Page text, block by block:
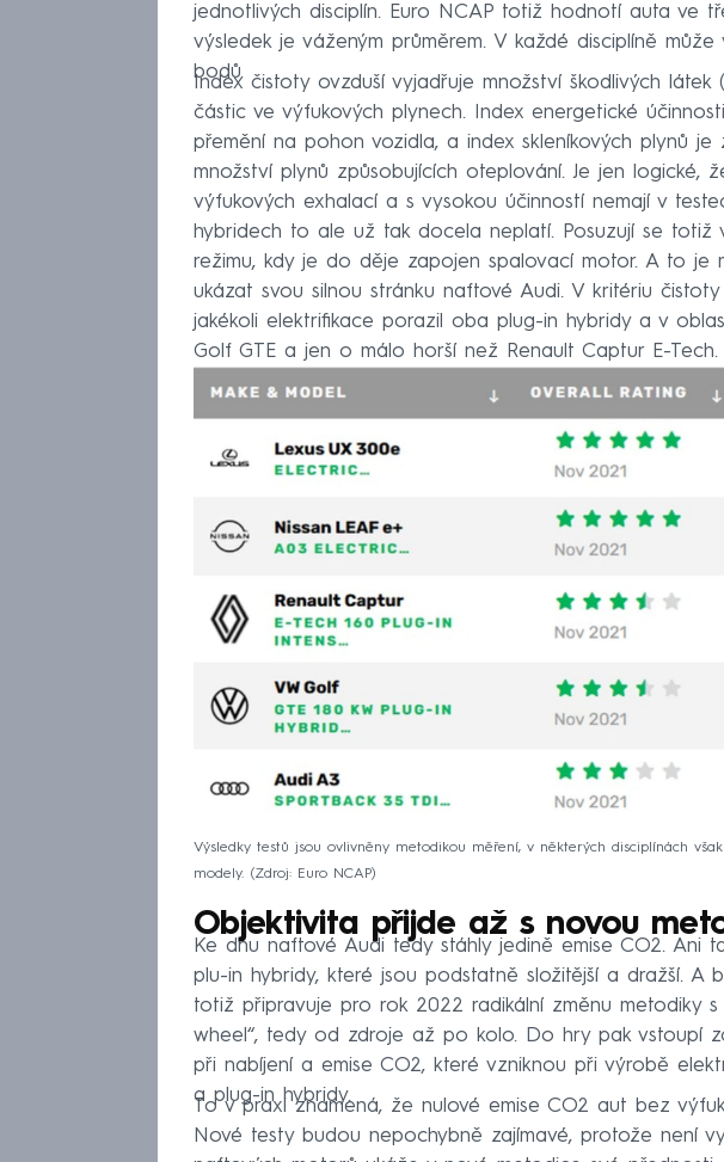
jednotlivých disciplín. Euro NCAP totiž hodnotí auta ve
výsledek je váženým průměrem. V každé disciplíně může
bodů.
Index čistoty ovzduší vyjadřuje množství škodlivých látek
částic ve výfukových plynech. Index energetické
přemění na pohon vozidla, a index skleníkových plynů je
množství plynů způsobujících oteplování. Je jen logické,
výfukových exhalací a s vysokou účinností nemají v
hybridech to ale už tak docela neplatí. Posuzují se totiž
režimu, kdy je do děje zapojen spalovací motor. A to je
ukázat svou silnou stránku naftové Audi. V kritériu
jakékoli elektrifikace porazil oba plug-in hybridy a v
Golf GTE a jen o málo horší než Renault Captur E-Tech.
Výsledky testů jsou ovlivněny metodikou měření, v některých disciplínách
modely.
Zdroj: Euro NCAP
Objektivita přijde až s novou
Ke dnu naftové Audi tedy stáhly jedině emise CO2. Ani
plu-in hybridy, které jsou podstatně složitější a dražší. A
totiž připravuje pro rok 2022 radikální změnu metodiky
wheel“, tedy od zdroje až po kolo. Do hry pak vstoupí
při nabíjení a emise CO2, které vzniknou při výrobě
a plug-in hybridy.
To v praxi znamená, že nulové emise CO2 aut bez
Nové testy budou nepochybně zajímavé, protože není